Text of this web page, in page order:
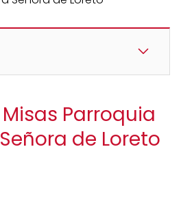
Parroquia
de Loreto